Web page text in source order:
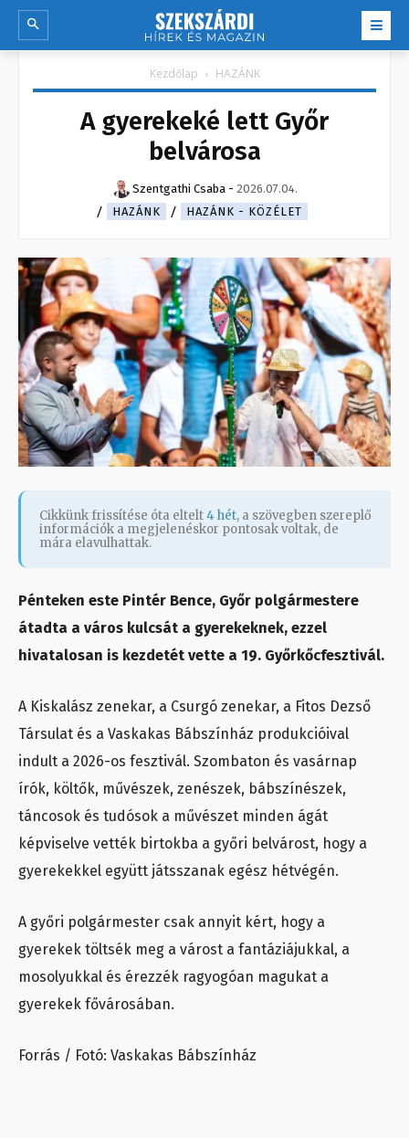
Kezdőlap HAZÁNK
A gyerekeké lett Győr
belvárosa
Szentgathi Csaba - 2026.07.04.
HAZÁNK
HAZÁNK - KÖZÉLET
Cikkünk frissítése óta eltelt4 hét, a szövegben szereplő
információk a megjelenéskor pontosak voltak, de
mára elavulhattak.
Pénteken este Pintér Bence, Győr polgármestere
átadta a város kulcsát a gyerekeknek, ezzel
hivatalosan is kezdetét vette a 19. Győrkőcfesztivál.
A Kiskalász zenekar, a Csurgó zenekar, a Fitos Dezső
Társulat és a Vaskakas Bábszínház produkcióival
indult a 2026-os fesztivál. Szombaton és vasárnap
írók, költők, művészek, zenészek, bábszínészek,
táncosok és tudósok a művészet minden ágát
képviselve vették birtokba a győri belvárost, hogy a
gyerekekkel együtt játsszanak egész hétvégén.
A győri polgármester csak annyit kért, hogy a
gyerekek töltsék meg a várost a fantáziájukkal, a
mosolyukkal és érezzék ragyogóan magukat a
gyerekek fővárosában.
Forrás / Fotó: Vaskakas Bábszínház